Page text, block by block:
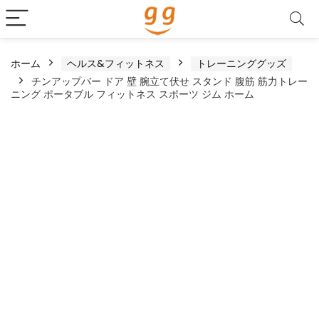
ホーム ヘルス&フィットネス
トレーニンググッズ
チンアップバー ドア 壁 腕立て伏せ スタンド 腹筋 筋力トレー
ニング ポータブル フィットネス スポーツ ジム ホーム